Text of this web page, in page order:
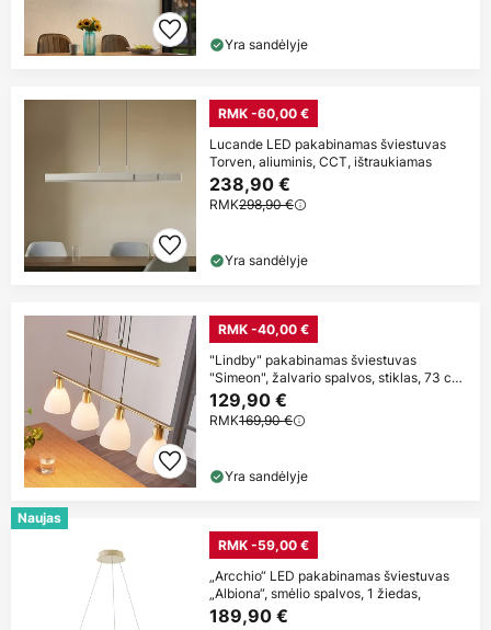
Yra sandėlyje
RMK -60,00 €
Lucande LED pakabinamas šviestuvas
Torven, aliuminis, CCT, ištraukiamas
238,90 €
RMK298,90 €
Yra sandėlyje
RMK -40,00 €
"Lindby" pakabinamas šviestuvas
"Simeon", žalvario spalvos, stiklas, 73 cm,
E14
129,90 €
RMK169,90 €
Yra sandėlyje
Naujas
RMK -59,00 €
„Arcchio“ LED pakabinamas šviestuvas
„Albiona“, smėlio spalvos, 1 žiedas,
189,90 €